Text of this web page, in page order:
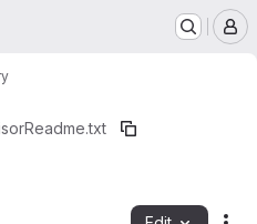
Readme.txt